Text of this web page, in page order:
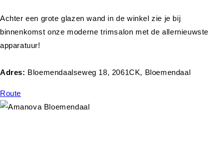
Achter een grote glazen wand in de winkel zie je bij
binnenkomst onze moderne trimsalon met de allernieuwste
apparatuur!
Adres: Bloemendaalseweg 18, 2061CK, Bloemendaal
Route